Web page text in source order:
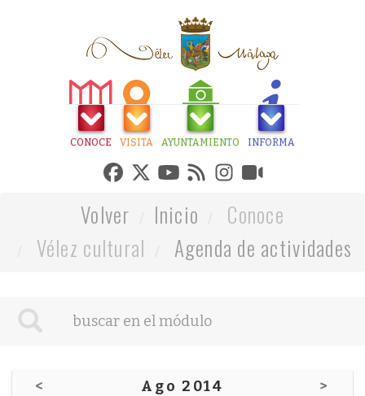
CONOCE VISITA AYUNTAMIENTO INFORMA
Volver Inicio
Conoce
Vélez cultural
Agenda de actividades
< Ago 2014 >